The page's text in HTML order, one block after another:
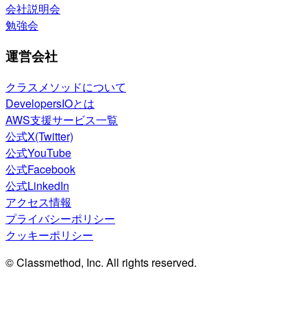
会社説明会
勉強会
運営会社
クラスメソッドについて
DevelopersIOとは
AWS支援サービス一覧
公式X(Twitter)
公式YouTube
公式Facebook
公式LinkedIn
アクセス情報
プライバシーポリシー
クッキーポリシー
© Classmethod, Inc. All rights reserved.